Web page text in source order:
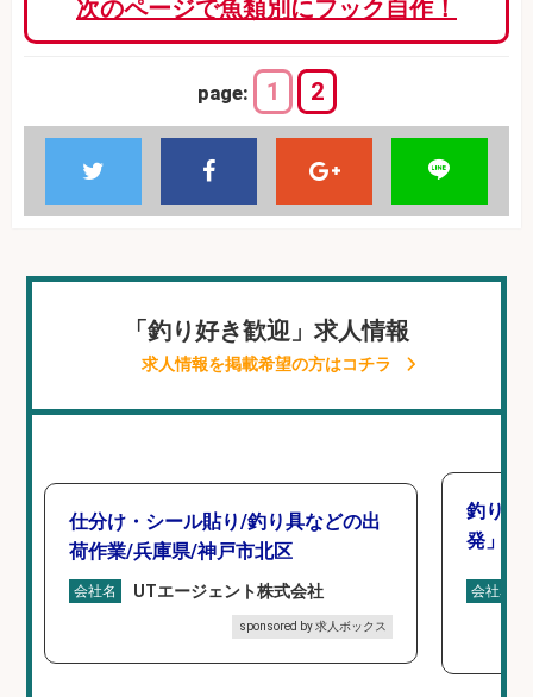
次のページで魚類別にフック自作！
page: 1 2
「釣り好き歓迎」求人情報
求人情報を掲載希望の方はコチラ
仕分け・シール貼り/釣り具などの出
荷作業/兵庫県/神戸市北区
会社名 UTエージェント株式会社
sponsored by 求人ボックス
釣り好
発」/
会社名